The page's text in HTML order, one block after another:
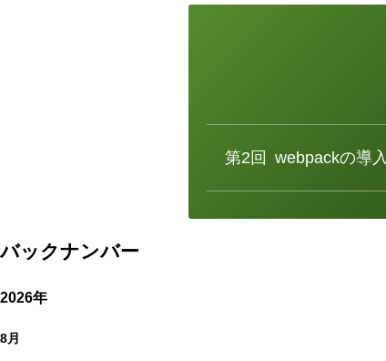
第2回 webpackの導入
バックナンバー
2026年
8月